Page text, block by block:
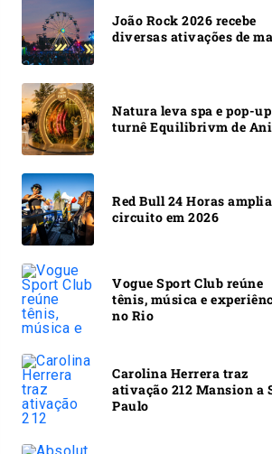
João Rock 2026 recebe
diversas ativações de
Natura leva spa e pop-
turnê Equilibrivm de
Red Bull 24 Horas amplia
circuito em 2026
Vogue Sport Club reúne
tênis, música e
no Rio
Carolina Herrera traz
ativação 212 Mansion a
Paulo